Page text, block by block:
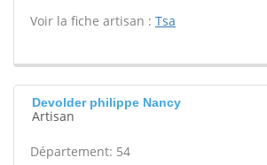
Voir la fiche artisan : Tsa
Devolder philippe Nancy
Artisan
Département: 54